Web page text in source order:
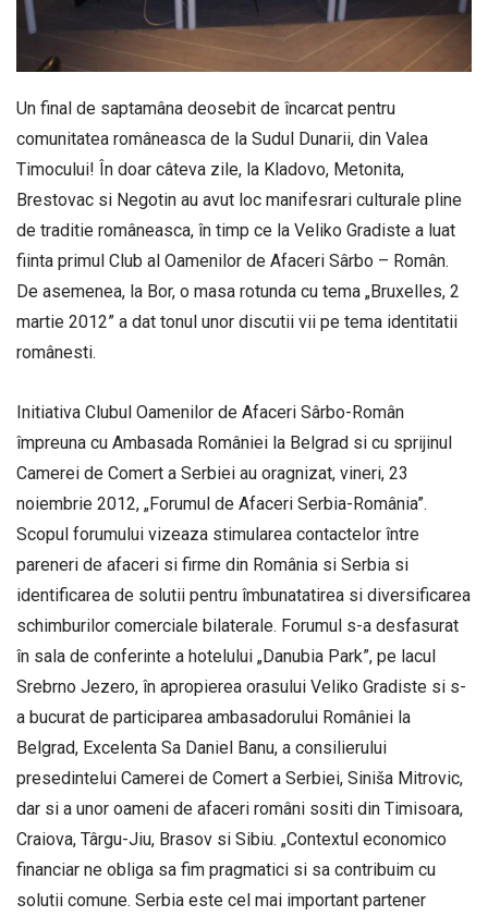
Un final de saptamâna deosebit de încarcat pentru
comunitatea româneasca de la Sudul Dunarii, din Valea
Timocului! În doar câteva zile, la Kladovo, Metonita,
Brestovac si Negotin au avut loc manifesrari culturale pline
de traditie româneasca, în timp ce la Veliko Gradiste a luat
fiinta primul Club al Oamenilor de Afaceri Sârbo – Român.
De asemenea, la Bor, o masa rotunda cu tema „Bruxelles, 2
martie 2012” a dat tonul unor discutii vii pe tema identitatii
românesti.
Initiativa Clubul Oamenilor de Afaceri Sârbo-Român
împreuna cu Ambasada României la Belgrad si cu sprijinul
Camerei de Comert a Serbiei au oragnizat, vineri, 23
noiembrie 2012, „Forumul de Afaceri Serbia-România”.
Scopul forumului vizeaza stimularea contactelor între
pareneri de afaceri si firme din România si Serbia si
identificarea de solutii pentru îmbunatatirea si diversificarea
schimburilor comerciale bilaterale. Forumul s-a desfasurat
în sala de conferinte a hotelului „Danubia Park”, pe lacul
Srebrno Jezero, în apropierea orasului Veliko Gradiste si s-
a bucurat de participarea ambasadorului României la
Belgrad, Excelenta Sa Daniel Banu, a consilierului
presedintelui Camerei de Comert a Serbiei, Siniša Mitrovic,
dar si a unor oameni de afaceri români sositi din Timisoara,
Craiova, Târgu-Jiu, Brasov si Sibiu. „Contextul economico
financiar ne obliga sa fim pragmatici si sa contribuim cu
solutii comune. Serbia este cel mai important partener